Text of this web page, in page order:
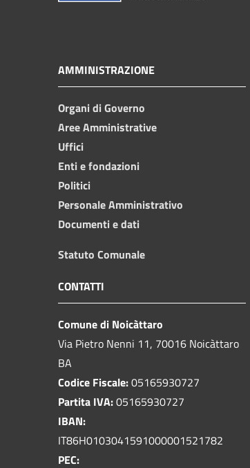
AMMINISTRAZIONE
Organi di Governo
Aree Amministrative
Uffici
Enti e fondazioni
Politici
Personale Amministrativo
Documenti e dati
Statuto Comunale
CONTATTI
Comune di Noicàttaro
Via Pietro Nenni 11, 70016 Noicàttaro
BA
Codice Fiscale:05165930727
Partita IVA:05165930727
IBAN:
IT86H0103041591000001521782
PEC: